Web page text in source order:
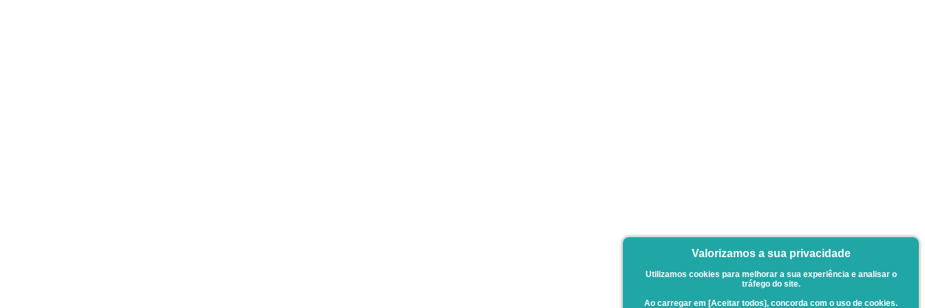
Valorizamos a sua privacidade
Utilizamos cookies para melhorar a sua experiência e analisar o
tráfego do site.
Ao carregar em [Aceitar todos], concorda com o uso de cookies.